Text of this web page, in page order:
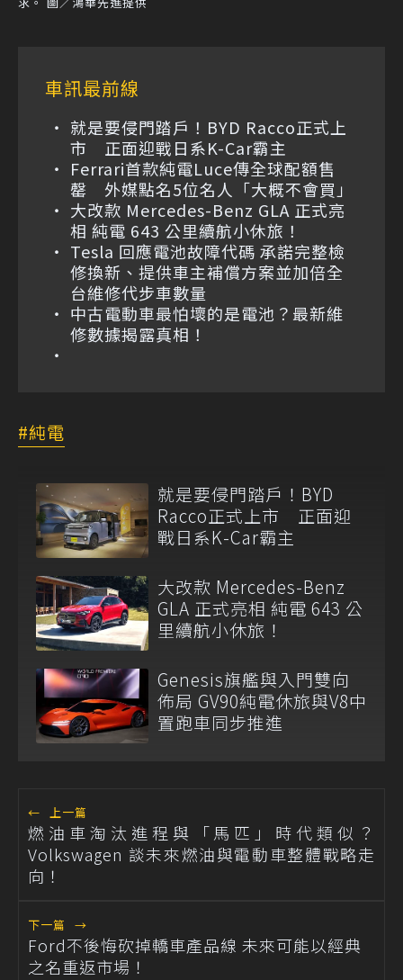
車訊最前線
就是要侵門踏戶！BYD Racco正式上
市 正面迎戰日系K-Car霸主
Ferrari首款純電Luce傳全球配額售
罄 外媒點名5位名人「大概不會買」
大改款 Mercedes-Benz GLA 正式亮
相 純電 643 公里續航小休旅！
Tesla 回應電池故障代碼 承諾完整檢
修換新、提供車主補償方案並加倍全
台維修代步車數量
中古電動車最怕壞的是電池？最新維
修數據揭露真相！
純電
就是要侵門踏戶！BYD
Racco正式上市 正面迎
戰日系K-Car霸主
大改款 Mercedes-Benz
GLA 正式亮相 純電 643 公
里續航小休旅！
Genesis旗艦與入門雙向
佈局 GV90純電休旅與V8中
置跑車同步推進
← 上一篇
燃油車淘汰進程與「馬匹」時代類似？
Volkswagen 談未來燃油與電動車整體戰略走
向！
下一篇 →
Ford不後悔砍掉轎車產品線 未來可能以經典
之名重返市場！